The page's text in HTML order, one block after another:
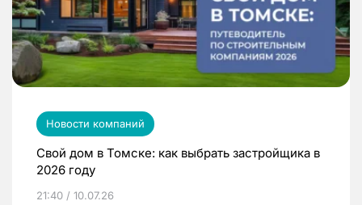
Новости компаний
Свой дом в Томске: как выбрать застройщика в
2026 году
21:40 / 10.07.26